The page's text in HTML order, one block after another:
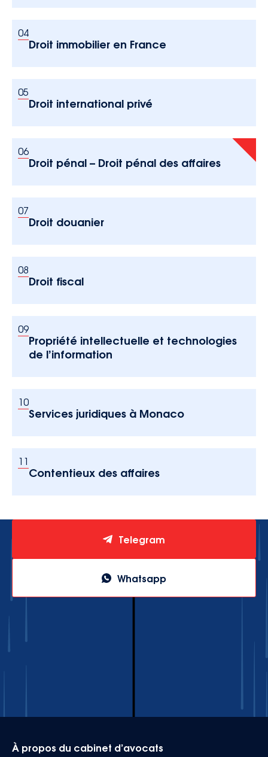
04
Droit immobilier en France
05
Droit international privé
06
Droit pénal – Droit pénal des affaires
07
Droit douanier
08
Droit fiscal
09
Propriété intellectuelle et technologies
de l’information
10
Services juridiques à Monaco
11
Contentieux des affaires
Telegram
Whatsapp
À propos du cabinet d’avocats